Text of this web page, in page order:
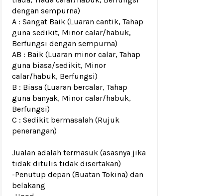
dengan sempurna)
A : Sangat Baik (Luaran cantik, Tahap
guna sedikit, Minor calar/habuk,
Berfungsi dengan sempurna)
AB : Baik (Luaran minor calar, Tahap
guna biasa/sedikit, Minor
calar/habuk, Berfungsi)
B : Biasa (Luaran bercalar, Tahap
guna banyak, Minor calar/habuk,
Berfungsi)
C : Sedikit bermasalah (Rujuk
penerangan)
Jualan adalah termasuk (asasnya jika
tidak ditulis tidak disertakan)
-Penutup depan (Buatan Tokina) dan
belakang